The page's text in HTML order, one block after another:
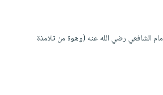
الشافعي رضي الله عنه (وهوة من تلامذة